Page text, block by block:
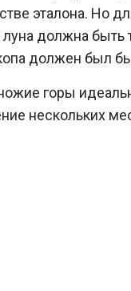
эталона. Но
должна быть
должен был
горы
нескольких